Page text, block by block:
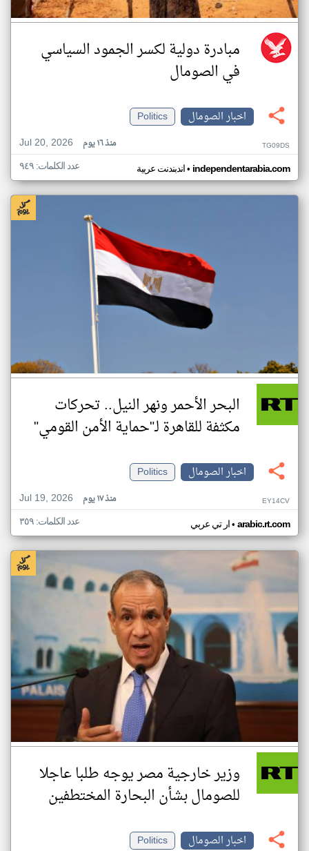
مبادرة دولية لكسر الجمود السياسي
في الصومال
اخبار الصومال
Politics
Jul 20, 2026
منذ ١٦ يوم TG09DS
اندبندنت عربية• independentarabia.com عدد الكلمات: ٩٤٩
البحر الأحمر ونهر النيل.. تحركات
مكثفة للقاهرة لـ"حماية الأمن القومي"
اخبار الصومال
Politics
Jul 19, 2026
منذ ١٧ يوم EY14CV
ار تي عربي• arabic.rt.com عدد الكلمات: ٣٥٩
وزير خارجية مصر يوجه طلبا عاجلا
للصومال بشأن البحارة المختطفين
اخبار الصومال
Politics